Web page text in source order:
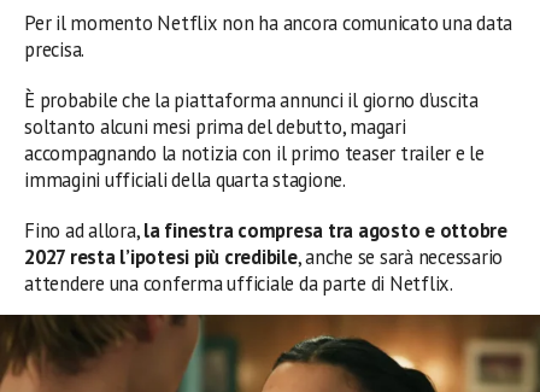
Per il momento Netflix non ha ancora comunicato una data
precisa.
È probabile che la piattaforma annunci il giorno d’uscita
soltanto alcuni mesi prima del debutto, magari
accompagnando la notizia con il primo teaser trailer e le
immagini ufficiali della quarta stagione.
Fino ad allora,la finestra compresa tra agosto e ottobre
2027 resta l’ipotesi più credibile, anche se sarà necessario
attendere una conferma ufficiale da parte di Netflix.